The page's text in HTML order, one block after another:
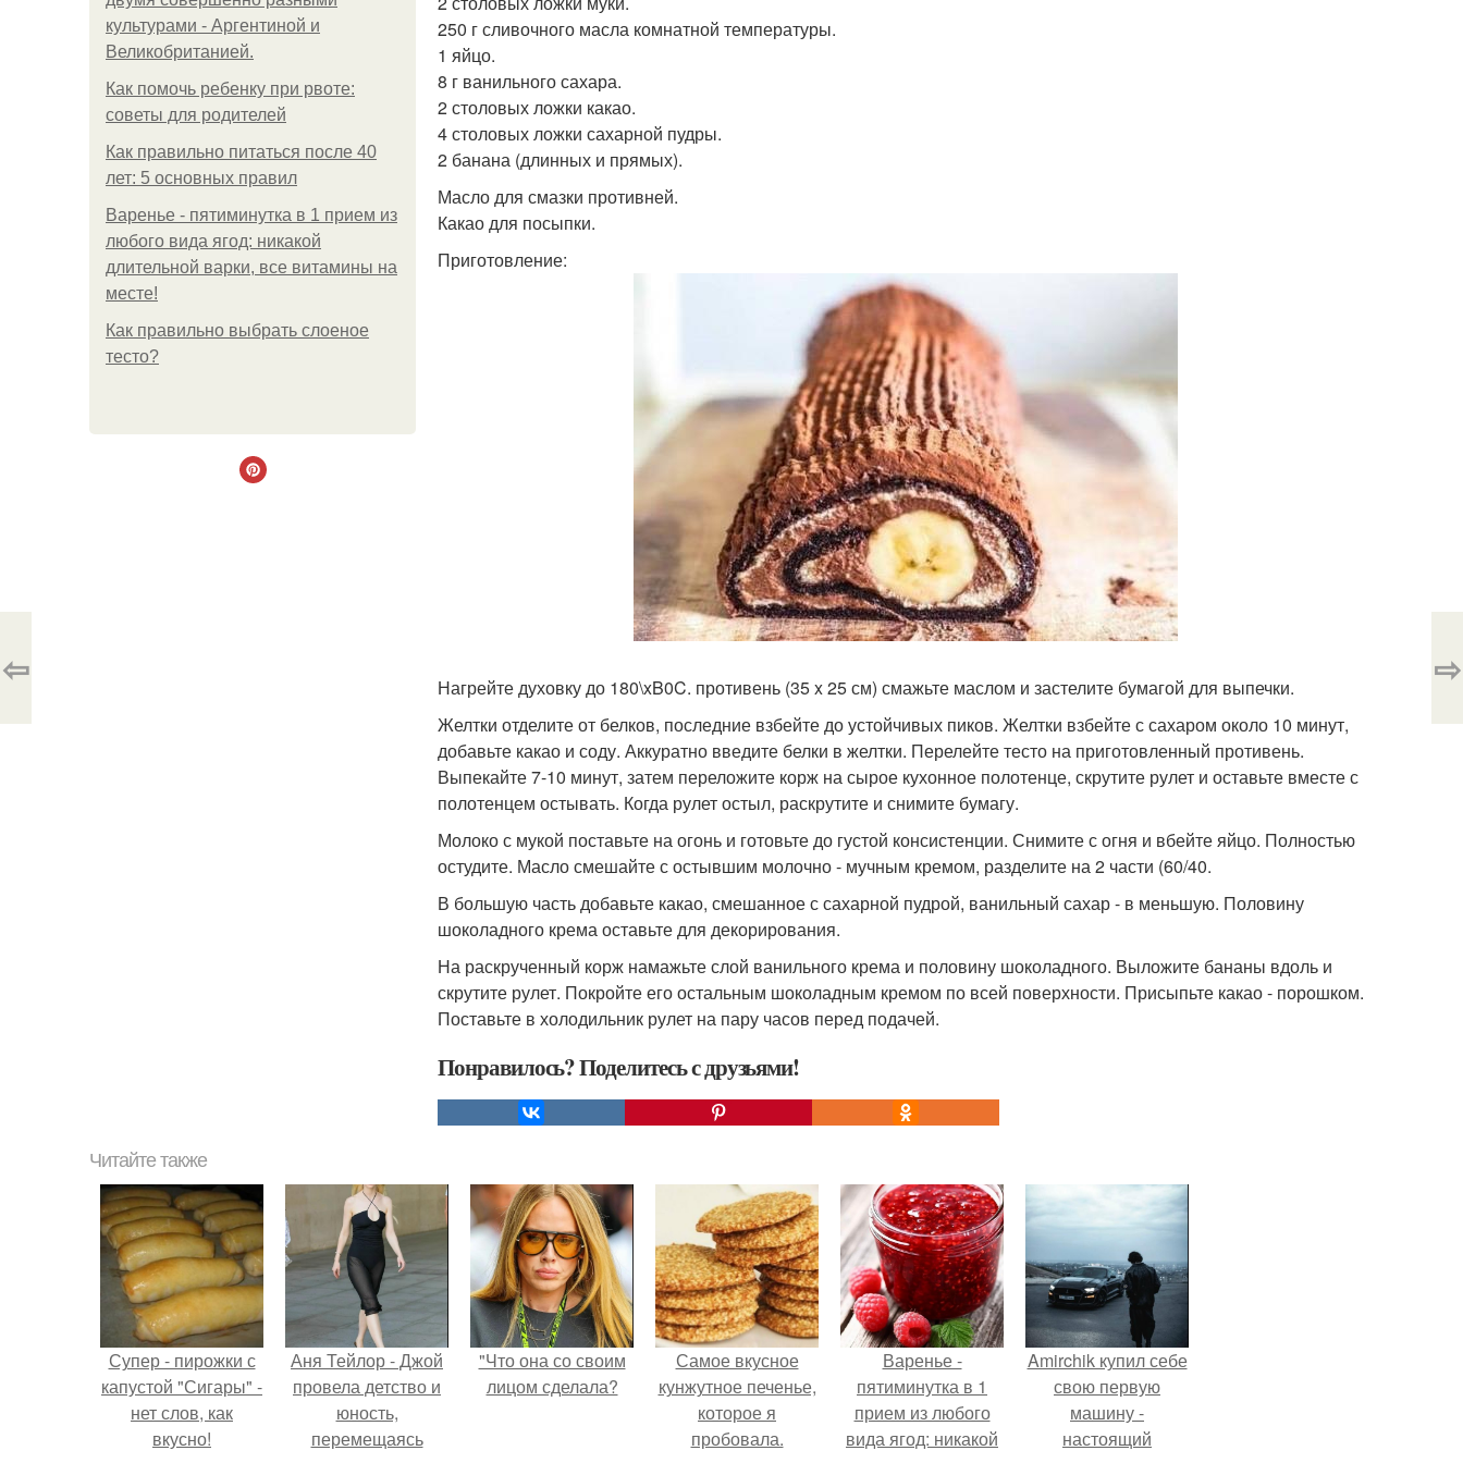
культурами - Аргентиной и
Великобританией.
Как помочь ребенку при рвоте:
советы для родителей
Как правильно питаться после 40
лет: 5 основных правил
Варенье - пятиминутка в 1 прием из
любого вида ягод: никакой
длительной варки, все витамины на
месте!
Как правильно выбрать слоеное
тесто?
250 г сливочного масла комнатной температуры.
1 яйцо.
8 г ванильного сахара.
2 столовых ложки какао.
4 столовых ложки сахарной пудры.
2 банана (длинных и прямых).
Масло для смазки противней.
Какао для посыпки.
Приготовление:
Нагрейте духовку до 180\xB0C. противень (35 x 25 см) смажьте маслом и застелите бумагой для выпечки.
Желтки отделите от белков, последние взбейте до устойчивых пиков. Желтки взбейте с сахаром около 10 минут,
добавьте какао и соду. Аккуратно введите белки в желтки. Перелейте тесто на приготовленный противень.
Выпекайте 7-10 минут, затем переложите корж на сырое кухонное полотенце, скрутите рулет и оставьте вместе с
полотенцем остывать. Когда рулет остыл, раскрутите и снимите бумагу.
Молоко с мукой поставьте на огонь и готовьте до густой консистенции. Снимите с огня и вбейте яйцо. Полностью
остудите. Масло смешайте с остывшим молочно - мучным кремом, разделите на 2 части (60/40.
В большую часть добавьте какао, смешанное с сахарной пудрой, ванильный сахар - в меньшую. Половину
шоколадного крема оставьте для декорирования.
На раскрученный корж намажьте слой ванильного крема и половину шоколадного. Выложите бананы вдоль и
скрутите рулет. Покройте его остальным шоколадным кремом по всей поверхности. Присыпьте какао - порошком.
Поставьте в холодильник рулет на пару часов перед подачей.
Понравилось? Поделитесь с друзьями!
⇦ ⇨
Читайте также
Супер - пирожки с
капустой "Сигары" -
нет слов, как
вкусно!
Аня Тейлор - Джой
провела детство и
юность,
перемещаясь
"Что она со своим
лицом сделала?
Самое вкусное
кунжутное печенье,
которое я
пробовала.
Варенье -
пятиминутка в 1
прием из любого
вида ягод: никакой
Amirchik купил себе
свою первую
машину -
настоящий